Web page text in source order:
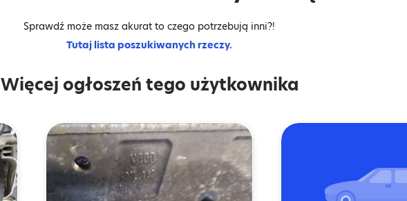
Sprawdź może masz akurat to czego potrzebują inni?!
Tutaj lista poszukiwanych rzeczy.
Więcej ogłoszeń tego użytkownika